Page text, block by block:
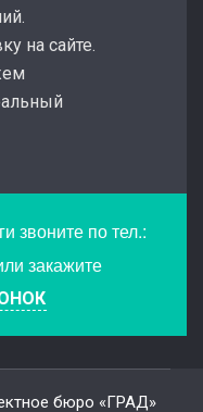
на сайте.
звоните по тел.:
закажите
бюро «ГРАД»